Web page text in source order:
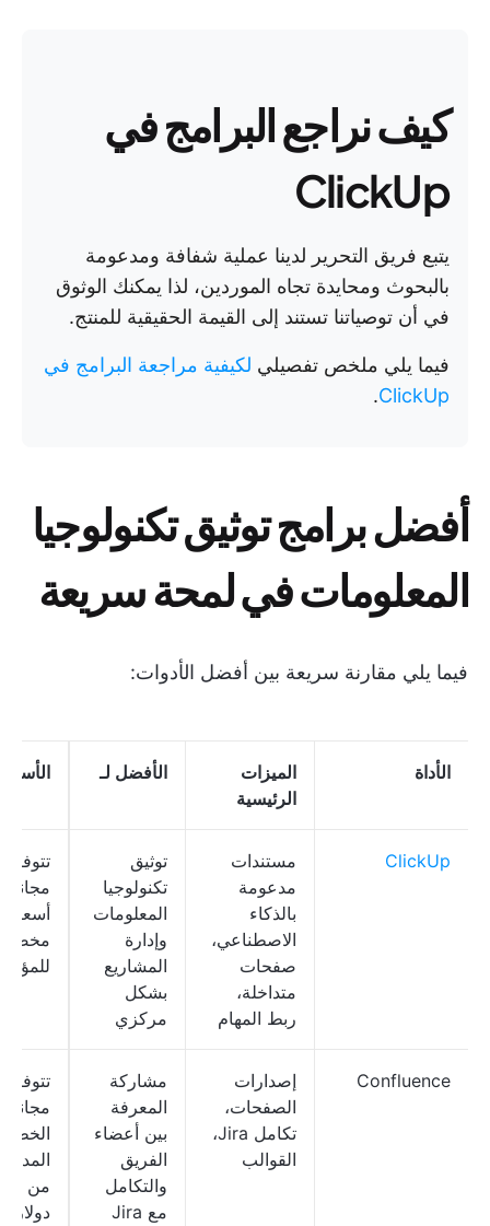
كيف نراجع البرامج في
ClickUp
يتبع فريق التحرير لدينا عملية شفافة ومدعومة
بالبحوث ومحايدة تجاه الموردين، لذا يمكنك الوثوق
في أن توصياتنا تستند إلى القيمة الحقيقية للمنتج.
فيما يلي ملخص تفصيلي لكيفية مراجعة البرامج في
ClickUp
.
أفضل برامج توثيق تكنولوجيا
المعلومات في لمحة سريعة
فيما يلي مقارنة سريعة بين أفضل الأدوات:
الأداة
الميزات
الرئيسية
الأفضل لـ
ClickUp
مستندات
مدعومة
بالذكاء
الاصطناعي،
صفحات
متداخلة،
ربط المهام
توثيق
تكنولوجيا
المعلومات
وإدارة
المشاريع
بشكل
مركزي
تتوفر
مجانية؛
أسعار
Confluence
إصدارات
الصفحات،
تكامل Jira،
القوالب
مشاركة
المعرفة
بين أعضاء
الفريق
والتكامل
مع Jira
تتوفر
الخطط